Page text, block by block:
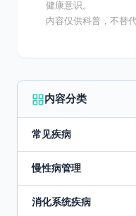
健康意识。
内容仅供科普，不替
内容分类
常见疾病
慢性病管理
消化系统疾病